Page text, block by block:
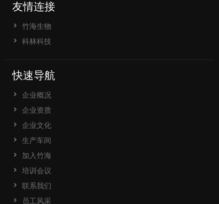
友情连接
竹海生物
科林科技
快速导航
企业概况
企业资质
企业文化
生产车间
加入竹海
培训会议
联系我们
员工风采